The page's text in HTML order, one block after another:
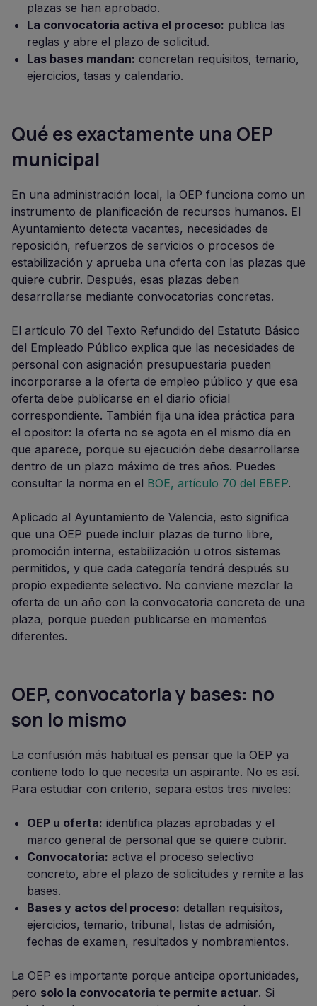
plazas se han aprobado.
La convocatoria activa el proceso: publica las
reglas y abre el plazo de solicitud.
Las bases mandan: concretan requisitos, temario,
ejercicios, tasas y calendario.
Qué es exactamente una OEP
municipal
En una administración local, la OEP funciona como un
instrumento de planificación de recursos humanos. El
Ayuntamiento detecta vacantes, necesidades de
reposición, refuerzos de servicios o procesos de
estabilización y aprueba una oferta con las plazas que
quiere cubrir. Después, esas plazas deben
desarrollarse mediante convocatorias concretas.
El artículo 70 del Texto Refundido del Estatuto Básico
del Empleado Público explica que las necesidades de
personal con asignación presupuestaria pueden
incorporarse a la oferta de empleo público y que esa
oferta debe publicarse en el diario oficial
correspondiente. También fija una idea práctica para
el opositor: la oferta no se agota en el mismo día en
que aparece, porque su ejecución debe desarrollarse
dentro de un plazo máximo de tres años. Puedes
consultar la norma en el BOE, artículo 70 del EBEP.
Aplicado al Ayuntamiento de Valencia, esto significa
que una OEP puede incluir plazas de turno libre,
promoción interna, estabilización u otros sistemas
permitidos, y que cada categoría tendrá después su
propio expediente selectivo. No conviene mezclar la
oferta de un año con la convocatoria concreta de una
plaza, porque pueden publicarse en momentos
diferentes.
OEP, convocatoria y bases: no
son lo mismo
La confusión más habitual es pensar que la OEP ya
contiene todo lo que necesita un aspirante. No es así.
Para estudiar con criterio, separa estos tres niveles:
OEP u oferta: identifica plazas aprobadas y el
marco general de personal que se quiere cubrir.
Convocatoria: activa el proceso selectivo
concreto, abre el plazo de solicitudes y remite a las
bases.
Bases y actos del proceso: detallan requisitos,
ejercicios, temario, tribunal, listas de admisión,
fechas de examen, resultados y nombramientos.
La OEP es importante porque anticipa oportunidades,
pero solo la convocatoria te permite actuar. Si